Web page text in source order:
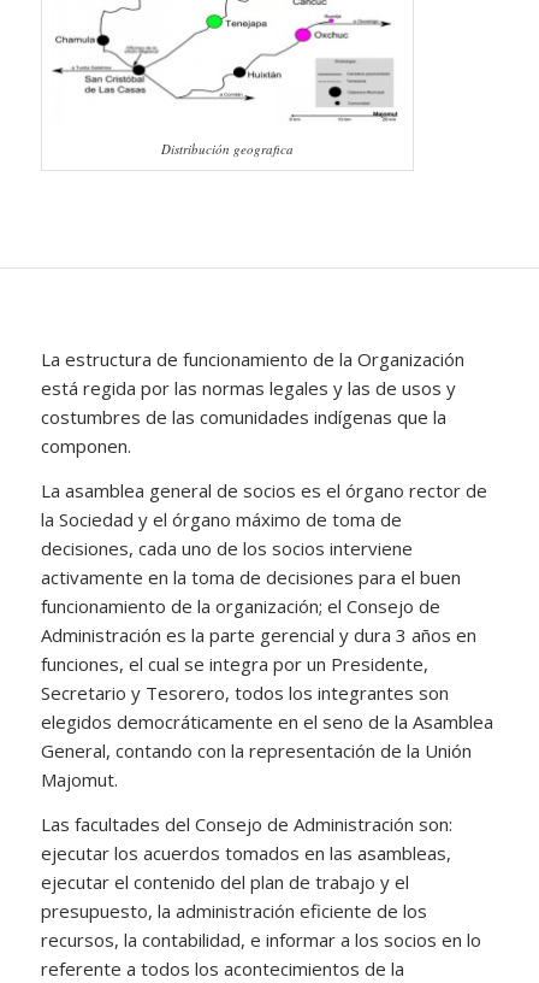
Distribución geografica
La estructura de funcionamiento de la Organización
está regida por las normas legales y las de usos y
costumbres de las comunidades indígenas que la
componen.
La asamblea general de socios es el órgano rector de
la Sociedad y el órgano máximo de toma de
decisiones, cada uno de los socios interviene
activamente en la toma de decisiones para el buen
funcionamiento de la organización; el Consejo de
Administración es la parte gerencial y dura 3 años en
funciones, el cual se integra por un Presidente,
Secretario y Tesorero, todos los integrantes son
elegidos democráticamente en el seno de la Asamblea
General, contando con la representación de la Unión
Majomut.
Las facultades del Consejo de Administración son:
ejecutar los acuerdos tomados en las asambleas,
ejecutar el contenido del plan de trabajo y el
presupuesto, la administración eficiente de los
recursos, la contabilidad, e informar a los socios en lo
referente a todos los acontecimientos de la